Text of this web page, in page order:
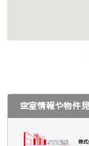
空室情報や物件
株式